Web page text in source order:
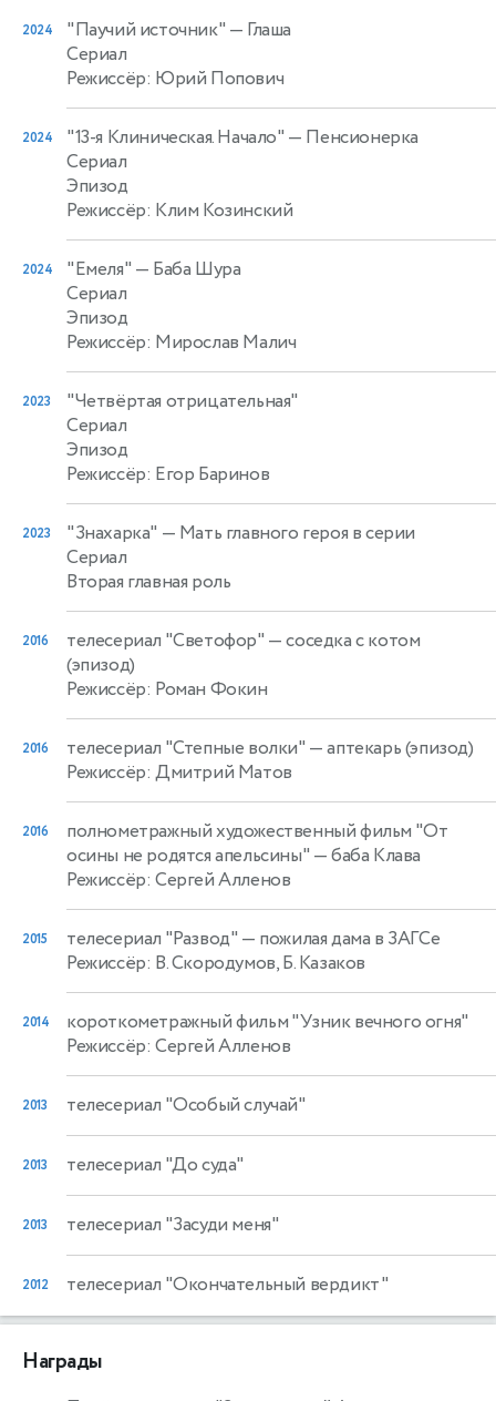
2024 "Паучий источник" — Глаша
Сериал
Режиссёр: Юрий Попович
2024 "13-я Клиническая. Начало" — Пенсионерка
Сериал
Эпизод
Режиссёр: Клим Козинский
2024 "Емеля" — Баба Шура
Сериал
Эпизод
Режиссёр: Мирослав Малич
2023
"Четвёртая отрицательная"
Сериал
Эпизод
Режиссёр: Егор Баринов
2023 "Знахарка" — Мать главного героя в серии
Сериал
Вторая главная роль
2016 телесериал "Светофор" — соседка с котом
(эпизод)
Режиссёр: Роман Фокин
2016 телесериал "Степные волки" — аптекарь (эпизод)
Режиссёр: Дмитрий Матов
2016
полнометражный художественный фильм "От
осины не родятся апельсины" — баба Клава
Режиссёр: Сергей Алленов
2015 телесериал "Развод" — пожилая дама в ЗАГСе
Режиссёр: В. Скородумов, Б. Казаков
2014
короткометражный фильм "Узник вечного огня"
Режиссёр: Сергей Алленов
2013 телесериал "Особый случай"
2013 телесериал "До суда"
2013 телесериал "Засуди меня"
2012 телесериал "Окончательный вердикт"
Награды